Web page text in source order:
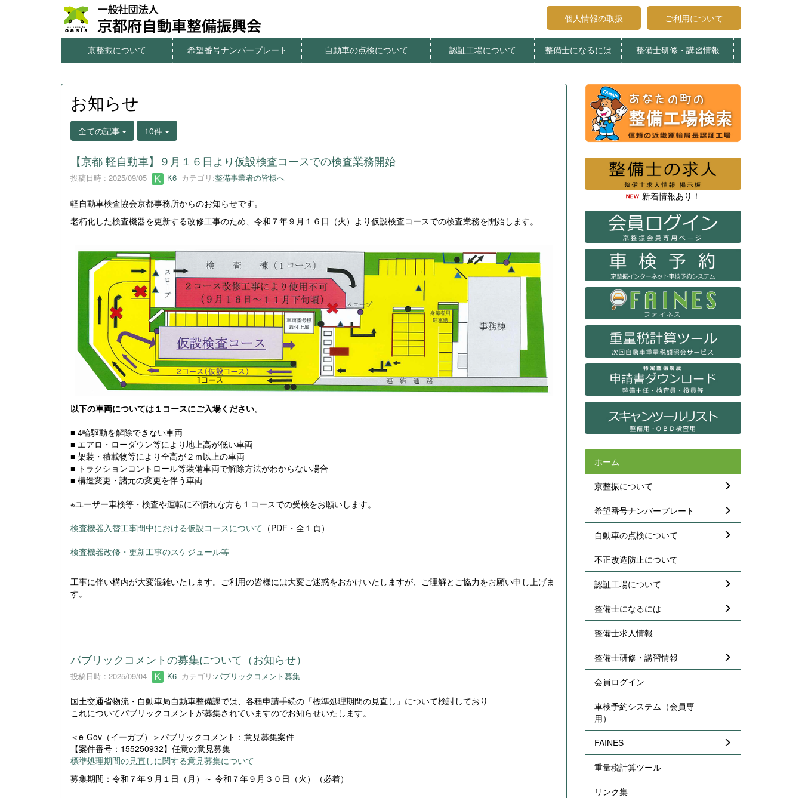
ご利用について
個人情報の取扱
京整振について 希望番号ナンバープレート 自動車の点検について 認証工場について 整備士になるには 整備士研修・講習情報
お知らせ
全ての記事 10件
【京都 軽自動車】９月１６日より仮設検査コースでの検査業務開始
投稿日時 : 2025/09/05 K6 カテゴリ:整備事業者の皆様へ
軽自動車検査協会京都事務所からのお知らせです。
老朽化した検査機器を更新する改修工事のため、令和７年９月１６日（火）より仮設検査コースでの検査業務を開始します。
以下の車両については１コースにご入場ください。
■ 4輪駆動を解除できない車両
■ エアロ・ローダウン等により地上高が低い車両
■ 架装・積載物等により全高が２ｍ以上の車両
■ トラクションコントロール等装備車両で解除方法がわからない場合
■ 構造変更・諸元の変更を伴う車両
※ユーザー車検等・検査や運転に不慣れな方も１コースでの受検をお願いします。
検査機器入替工事間中における仮設コースについて （PDF・全１頁）
検査機器改修・更新工事のスケジュール等
工事に伴い構内が大変混雑いたします。ご利用の皆様には大変ご迷惑をおかけいたしますが、ご理解とご協力をお願い申し上げま
す。
パブリックコメントの募集について（お知らせ）
投稿日時 : 2025/09/04 K6 カテゴリ:パブリックコメント募集
国土交通省物流・自動車局自動車整備課では、各種申請手続の「標準処理期間の見直し」について検討しており
これについてパブリックコメントが募集されていますのでお知らせいたします。
＜e-Gov（イーガブ）＞パブリックコメント：意見募集案件
【案件番号：155250932】任意の意見募集
標準処理期間の見直しに関する意見募集について
募集期間：令和７年９月１日（月）～ 令和７年９月３０日（火）（必着）
新着情報あり！
ホーム
京整振について
希望番号ナンバープレート
自動車の点検について
不正改造防止について
認証工場について
整備士になるには
整備士求人情報
整備士研修・講習情報
会員ログイン
車検予約システム（会員専
用）
FAINES
重量税計算ツール
リンク集